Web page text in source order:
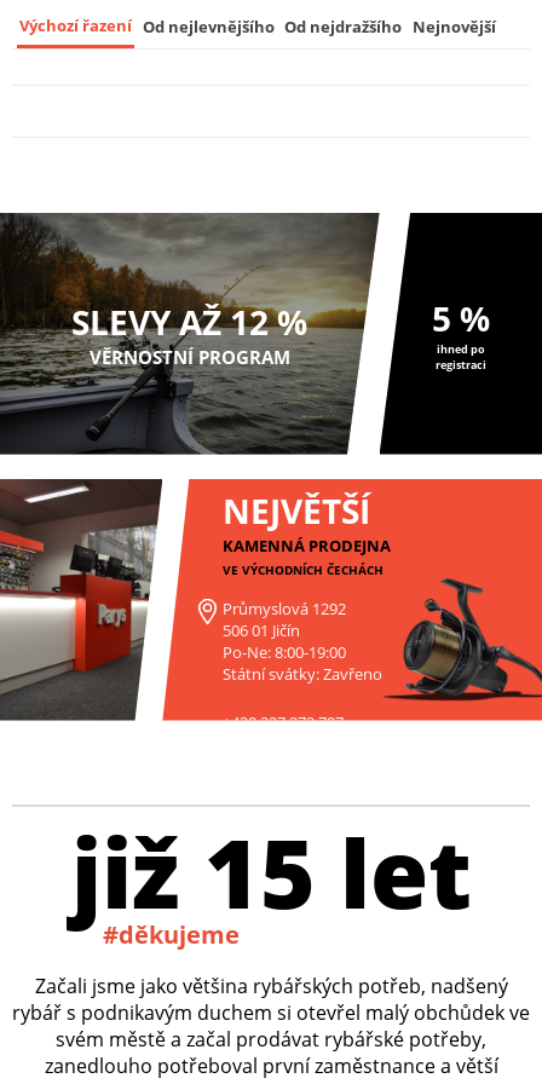
Výchozí řazení Od nejlevnějšího Od nejdražšího Nejnovější
SLEVY AŽ 12 %
VĚRNOSTNÍ PROGRAM
5 %
ihned po
registraci
NEJVĚTŠÍ
KAMENNÁ PRODEJNA
VE VÝCHODNÍCH ČECHÁCH
Průmyslová 1292
506 01 Jičín
Po-Ne: 8:00-19:00
Státní svátky: Zavřeno
+420 227 272 797
již 15 let
#děkujeme
Začali jsme jako většina rybářských potřeb, nadšený
rybář s podnikavým duchem si otevřel malý obchůdek ve
svém městě a začal prodávat rybářské potřeby,
zanedlouho potřeboval první zaměstnance a větší